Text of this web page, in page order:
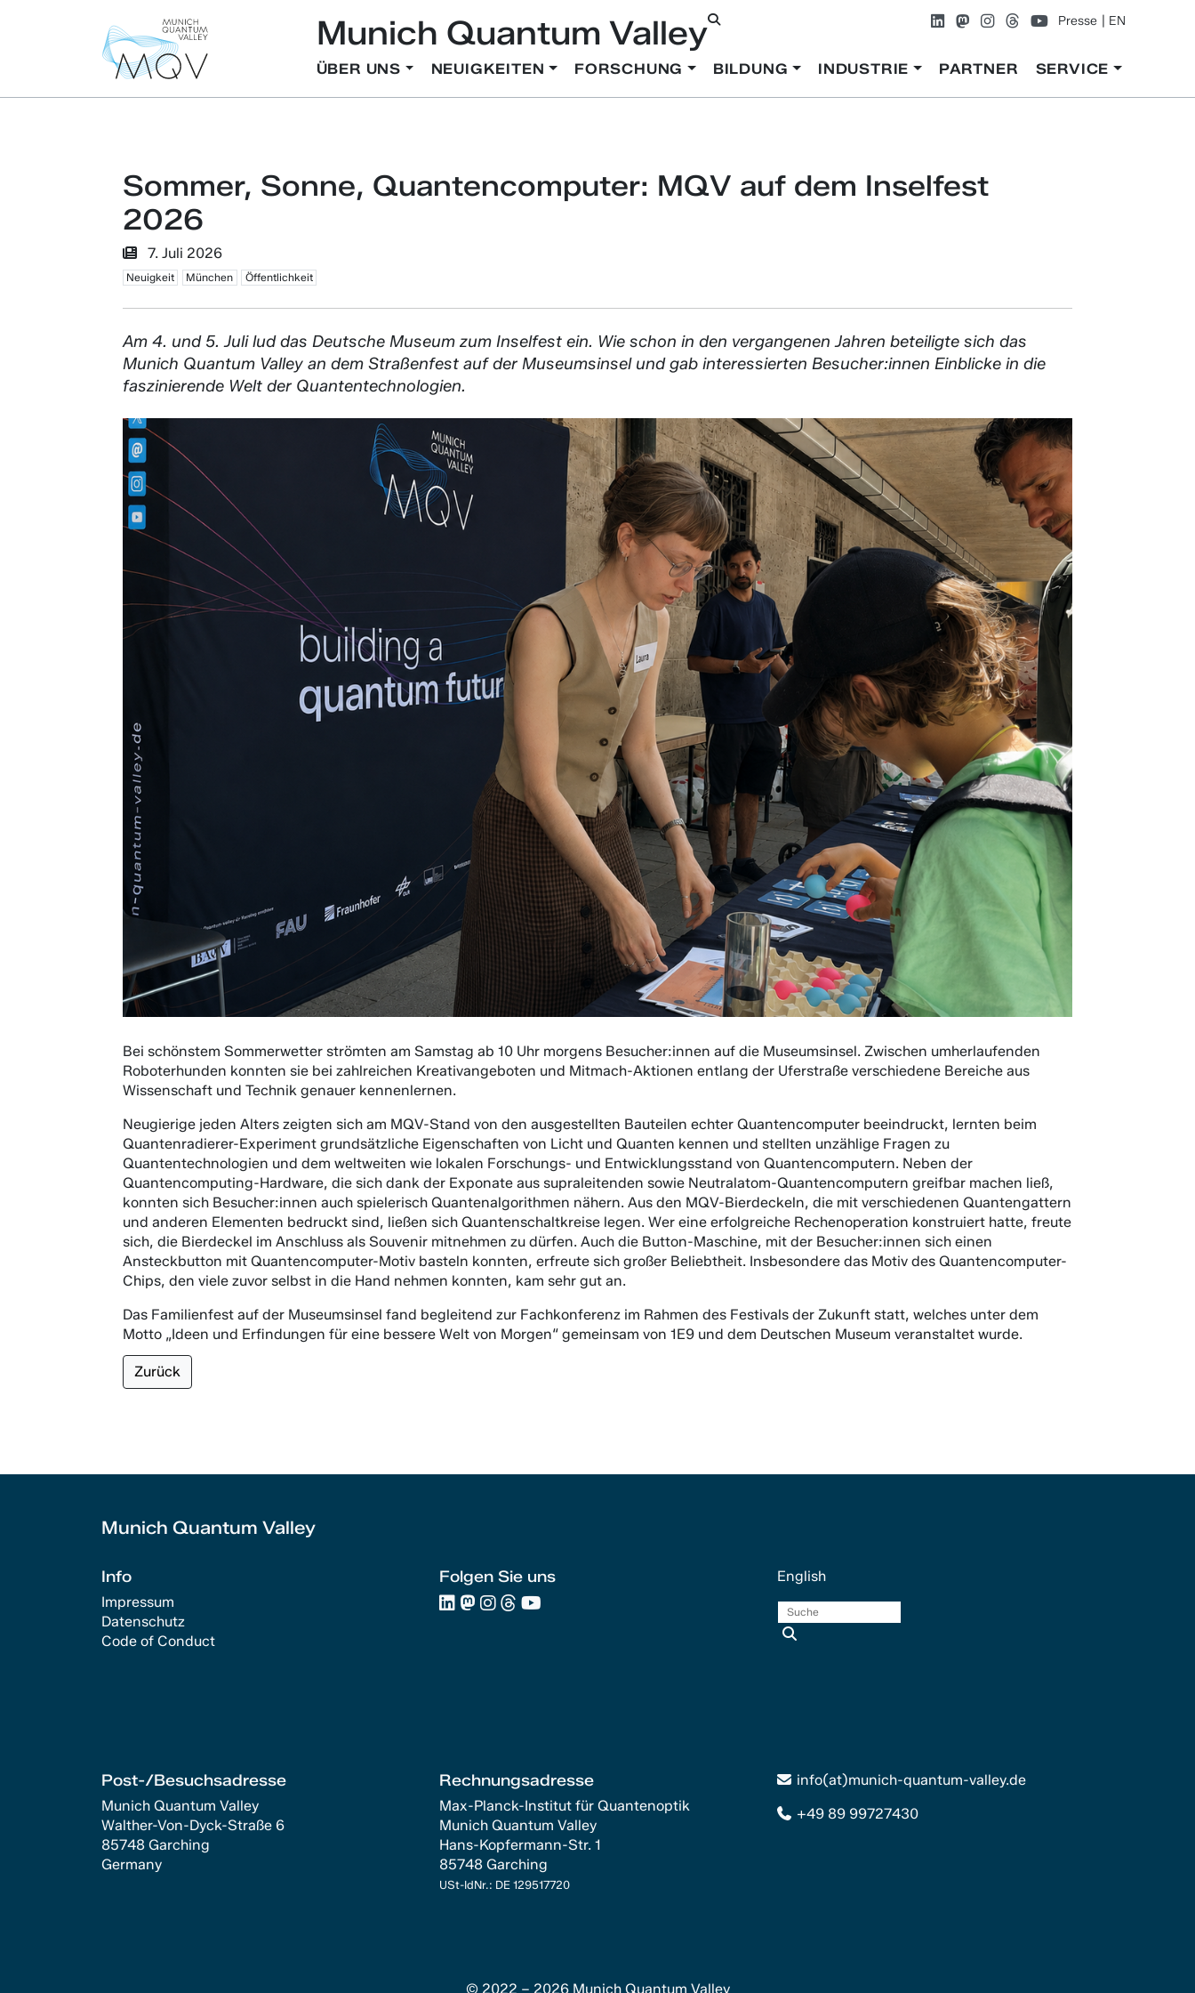
Munich Quantum Valley Presse EN
ÜBER UNS NEUIGKEITEN FORSCHUNG BILDUNG INDUSTRIE PARTNER SERVICE
Sommer, Sonne, Quantencomputer: MQV auf dem Inselfest
2026
7. Juli 2026
Neuigkeit München Öffentlichkeit
Am 4. und 5. Juli lud das Deutsche Museum zum Inselfest ein. Wie schon in den vergangenen Jahren beteiligte sich das
Munich Quantum Valley an dem Straßenfest auf der Museumsinsel und gab interessierten Besucher:innen Einblicke in die
faszinierende Welt der Quantentechnologien.
Bei schönstem Sommerwetter strömten am Samstag ab 10 Uhr morgens Besucher:innen auf die Museumsinsel. Zwischen umherlaufenden
Roboterhunden konnten sie bei zahlreichen Kreativangeboten und Mitmach-Aktionen entlang der Uferstraße verschiedene Bereiche aus
Wissenschaft und Technik genauer kennenlernen.
Neugierige jeden Alters zeigten sich am MQV-Stand von den ausgestellten Bauteilen echter Quantencomputer beeindruckt, lernten beim
Quantenradierer-Experiment grundsätzliche Eigenschaften von Licht und Quanten kennen und stellten unzählige Fragen zu
Quantentechnologien und dem weltweiten wie lokalen Forschungs- und Entwicklungsstand von Quantencomputern. Neben der
Quantencomputing-Hardware, die sich dank der Exponate aus supraleitenden sowie Neutralatom-Quantencomputern greifbar machen ließ,
konnten sich Besucher:innen auch spielerisch Quantenalgorithmen nähern. Aus den MQV-Bierdeckeln, die mit verschiedenen Quantengattern
und anderen Elementen bedruckt sind, ließen sich Quantenschaltkreise legen. Wer eine erfolgreiche Rechenoperation konstruiert hatte, freute
sich, die Bierdeckel im Anschluss als Souvenir mitnehmen zu dürfen. Auch die Button-Maschine, mit der Besucher:innen sich einen
Ansteckbutton mit Quantencomputer-Motiv basteln konnten, erfreute sich großer Beliebtheit. Insbesondere das Motiv des Quantencomputer-
Chips, den viele zuvor selbst in die Hand nehmen konnten, kam sehr gut an.
Das Familienfest auf der Museumsinsel fand begleitend zur Fachkonferenz im Rahmen des Festivals der Zukunft statt, welches unter dem
Motto „Ideen und Erfindungen für eine bessere Welt von Morgen“ gemeinsam von 1E9 und dem Deutschen Museum veranstaltet wurde.
Zurück
Munich Quantum Valley
Info
Impressum
Datenschutz
Code of Conduct
Folgen Sie uns English
Post-/Besuchsadresse
Munich Quantum Valley
Walther-Von-Dyck-Straße 6
85748 Garching
Germany
Rechnungsadresse
Max-Planck-Institut für Quantenoptik
Munich Quantum Valley
Hans-Kopfermann-Str. 1
85748 Garching
USt-IdNr.: DE 129517720
info(at)munich-quantum-valley.de
+49 89 99727430
© 2022 – 2026 Munich Quantum Valley